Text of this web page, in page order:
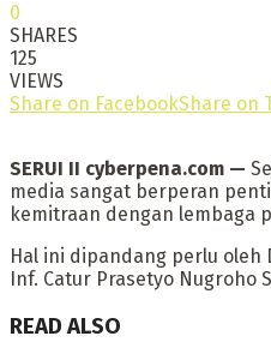
0
SHARES
125
VIEWS
Share on FacebookShare on
SERUI II cyberpena.com —
media sangat berperan
kemitraan dengan lembaga
Hal ini dipandang perlu oleh
Inf. Catur Prasetyo Nugroho
READ ALSO